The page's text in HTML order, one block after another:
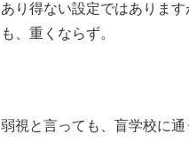
あり得ない設定ではありま
も、重くならず。
弱視と言っても、盲学校に